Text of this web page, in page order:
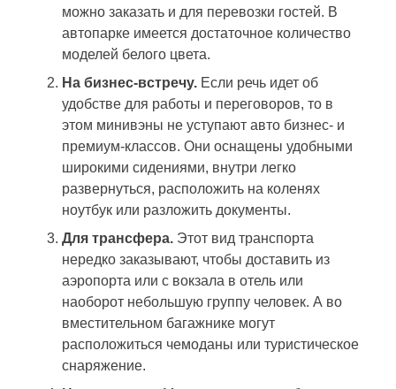
можно заказать и для перевозки гостей. В
автопарке имеется достаточное количество
моделей белого цвета.
На бизнес-встречу. Если речь идет об
удобстве для работы и переговоров, то в
этом минивэны не уступают авто бизнес- и
премиум-классов. Они оснащены удобными
широкими сидениями, внутри легко
развернуться, расположить на коленях
ноутбук или разложить документы.
Для трансфера. Этот вид транспорта
нередко заказывают, чтобы доставить из
аэропорта или с вокзала в отель или
наоборот небольшую группу человек. А во
вместительном багажнике могут
расположиться чемоданы или туристическое
снаряжение.